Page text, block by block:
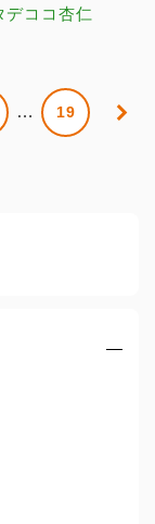
デココ杏仁
… 19